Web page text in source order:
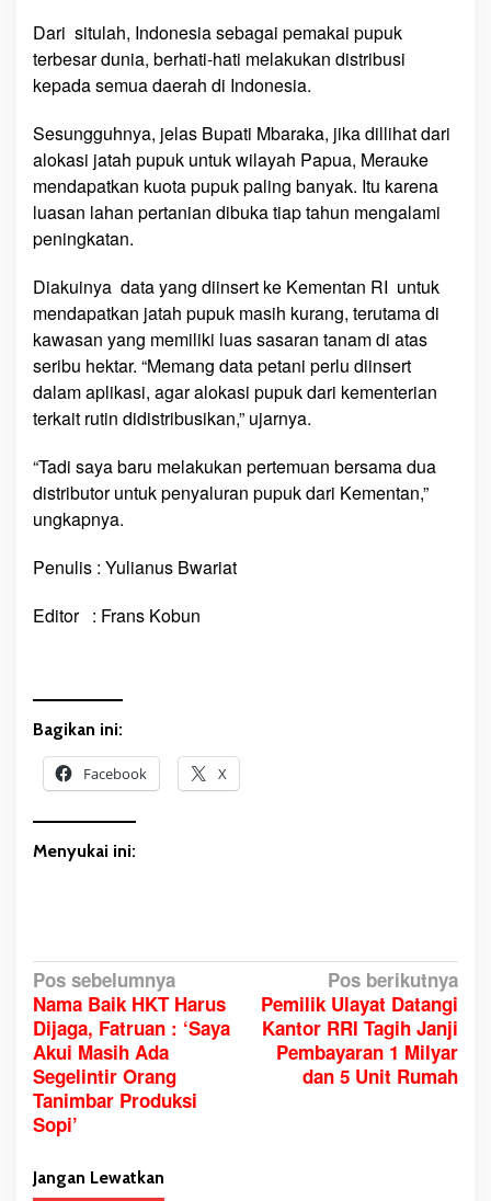
u
k
e
‘
S
a
y
l
k
a
s
i
k
n
A
g
u
k
’
Dari situlah, Indonesia sebagai pemakai pupuk
terbesar dunia, berhati-hati melakukan distribusi
kepada semua daerah di Indonesia.
Sesungguhnya, jelas Bupati Mbaraka, jika dillihat dari
alokasi jatah pupuk untuk wilayah Papua, Merauke
mendapatkan kuota pupuk paling banyak. Itu karena
luasan lahan pertanian dibuka tiap tahun mengalami
peningkatan.
Diakuinya data yang diinsert ke Kementan RI untuk
mendapatkan jatah pupuk masih kurang, terutama di
kawasan yang memiliki luas sasaran tanam di atas
seribu hektar. “Memang data petani perlu diinsert
dalam aplikasi, agar alokasi pupuk dari kementerian
terkait rutin didistribusikan,” ujarnya.
“Tadi saya baru melakukan pertemuan bersama dua
distributor untuk penyaluran pupuk dari Kementan,”
ungkapnya.
Penulis : Yulianus Bwariat
Editor : Frans Kobun
Bagikan ini:
Facebook X
Menyukai ini:
N
a
v
i
g
a
i
Pos sebelumnya
Nama Baik HKT Harus
Dijaga, Fatruan : ‘Saya
Akui Masih Ada
Segelintir Orang
Tanimbar Produksi
Sopi’
Pos berikutnya
Pemilik Ulayat Datangi
Kantor RRI Tagih Janji
Pembayaran 1 Milyar
dan 5 Unit Rumah
Jangan Lewatkan